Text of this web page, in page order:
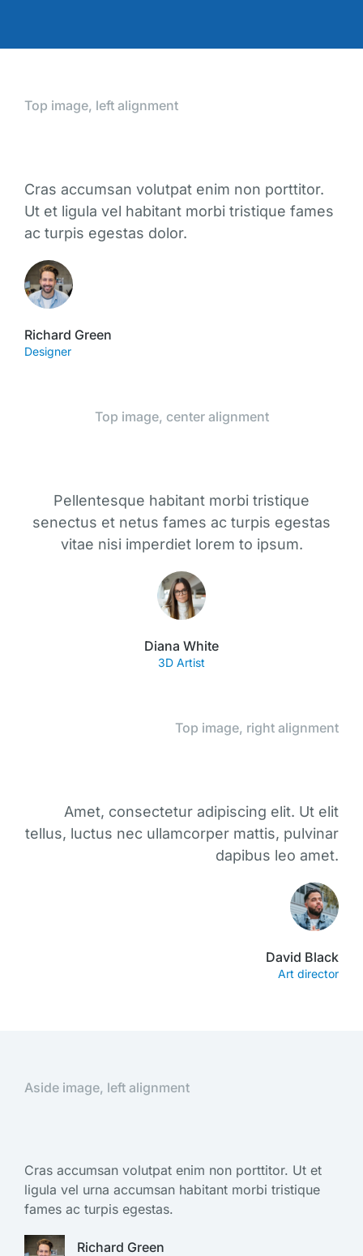
Top image, left alignment
Cras accumsan volutpat enim non porttitor.
Ut et ligula vel habitant morbi tristique fames
ac turpis egestas dolor.
Richard Green
Designer
Top image, center alignment
Pellentesque habitant morbi tristique
senectus et netus fames ac turpis egestas
vitae nisi imperdiet lorem to ipsum.
Diana White
3D Artist
Top image, right alignment
Amet, consectetur adipiscing elit. Ut elit
tellus, luctus nec ullamcorper mattis, pulvinar
dapibus leo amet.
David Black
Art director
Aside image, left alignment
Cras accumsan volutpat enim non porttitor. Ut et
ligula vel urna accumsan habitant morbi tristique
fames ac turpis egestas.
Richard Green